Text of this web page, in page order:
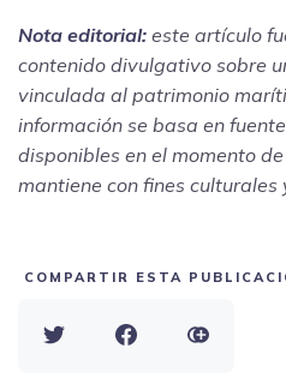
Nota editorial: este artículo
contenido divulgativo sobre
vinculada al patrimonio
información se basa en
disponibles en el momento
mantiene con fines culturales
COMPARTIR ESTA